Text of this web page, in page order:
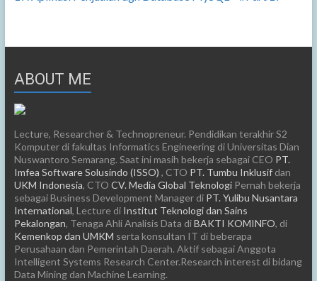
ABOUT ME
Lecture, Researcher & Technopreneur. Pendidikan terakhir S2
Komputer di fakultas Informatics Engineering di Universitas Dian
Nuswantoro Semarang. Saat ini masih bekerja sebagai CEO PT.
Imfea Software Solusindo (ISSO) , CTO PT. Tumbu Inklusifdan
UKM Indonesia, CTO CV. Media Global TeknologiPernah bekerja
sebagai Business Development Manager di PT. Yulibu Nusantara
International, Lecture di Institut Teknologi dan Sains
Pekalongan, Tenaga Ahli Analisis Data diBAKTI KOMINFO, di
Kemenkop dan UMKM serta konsultan IT di beberapa
Perusahaan dan Pemerintah Daerah. Aktif sebagai Anggota
Intelligent Systems Research Center.Research interest di bidang
Data Mining dan Machine Learning.